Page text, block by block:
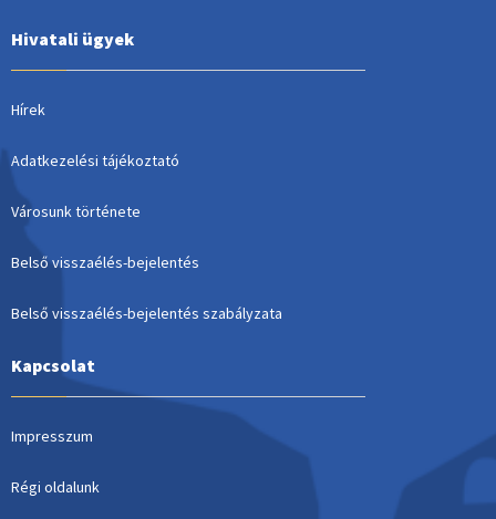
Hivatali ügyek
Hírek
Adatkezelési tájékoztató
Városunk története
Belső visszaélés-bejelentés
Belső visszaélés-bejelentés szabályzata
Kapcsolat
Impresszum
Régi oldalunk